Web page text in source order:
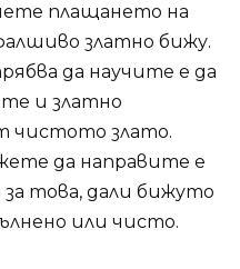
плащането на
златно бижу.
да научите е да
и златно
чистото злато.
да направите е
това, дали бижуто
или чисто.